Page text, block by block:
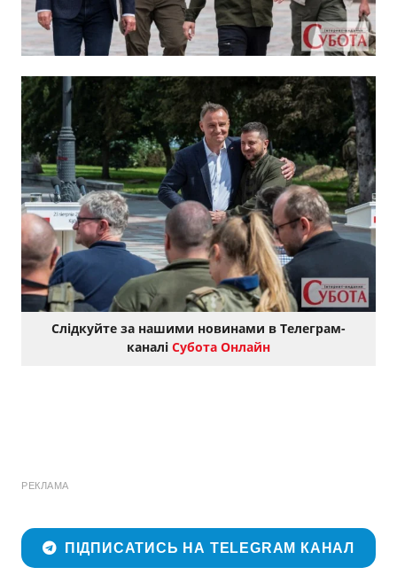
Слідкуйте за нашими новинами в Телеграм-
каналі Субота Онлайн
РЕКЛАМА
ПІДПИСАТИСЬ НА TELEGRAM КАНАЛ